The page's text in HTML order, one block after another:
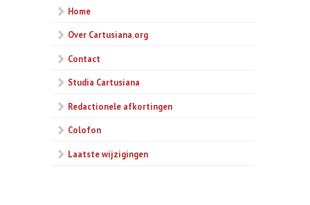
Home
Over Cartusiana.org
Contact
Studia Cartusiana
Redactionele afkortingen
Colofon
Laatste wijzigingen